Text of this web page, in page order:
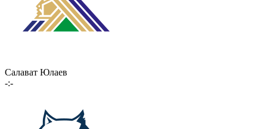
Салават Юлаев
-:-